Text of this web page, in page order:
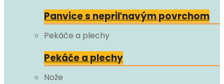
Panvice s nepriľnavým povrchom
Pekáče a plechy
Pekáče a plechy
Nože